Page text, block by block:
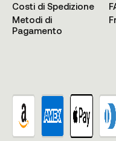
Costi di Spedizione
Metodi di
Pagamento